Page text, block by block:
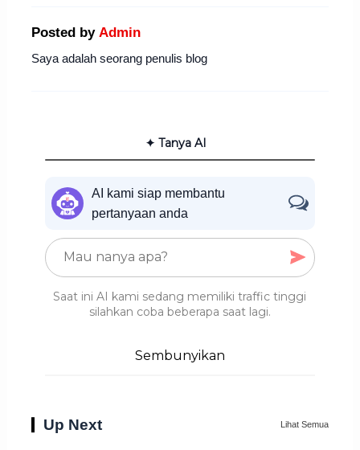
Posted by Admin
Saya adalah seorang penulis blog
✦ Tanya AI
AI kami siap membantu
pertanyaan anda
Saat ini AI kami sedang memiliki traffic tinggi
silahkan coba beberapa saat lagi.
Sembunyikan
Up Next Lihat Semua